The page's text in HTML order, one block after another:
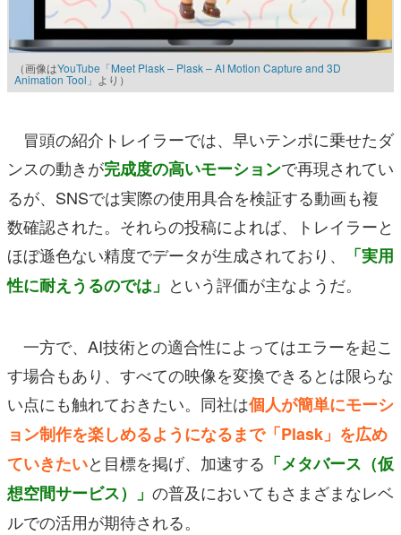
（画像はYouTube「Meet Plask – Plask – AI Motion Capture and 3D
Animation Tool」 より）
冒頭の紹介トレイラーでは、早いテンポに乗せたダ
ンスの動きが完成度の高いモーションで再現されてい
るが、SNSでは実際の使用具合を検証する動画も複
数確認された。それらの投稿によれば、トレイラーと
ほぼ遜色ない精度でデータが生成されており、
「実用
性に耐えうるのでは」 という評価が主なようだ。
一方で、AI技術との適合性によってはエラーを起こ
す場合もあり、すべての映像を変換できるとは限らな
い点にも触れておきたい。同社は個人が簡単にモーシ
ョン制作を楽しめるようになるまで「Plask」を広め
ていきたいと目標を掲げ、加速する 「メタバース（仮
想空間サービス）」 の普及においてもさまざまなレベ
ルでの活用が期待される。